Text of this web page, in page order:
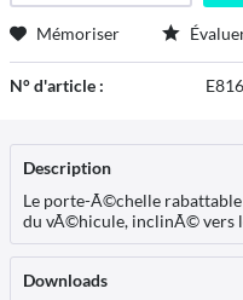
Mémoriser
N° d'article :
Description
Le porte-Ã©chelle
du vÃ©hicule, inclinÃ© vers
Downloads